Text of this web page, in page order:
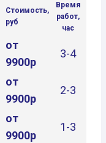
Стоимость,
руб
Время
работ,
час
от
9900р
3-4
от
9900р
2-3
от
9900р
1-3